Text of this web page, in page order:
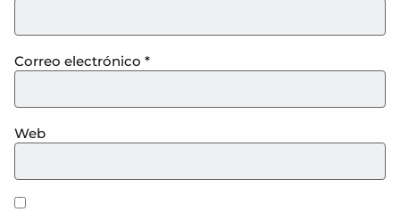
Correo electrónico *
Web